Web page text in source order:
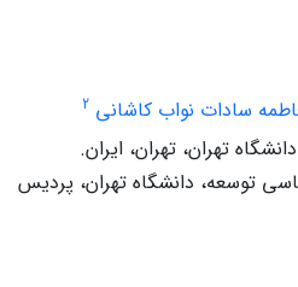
سادات نواب کاشانی 2
تهران، تهران، ایران.
توسعه، دانشگاه تهران، پردیس